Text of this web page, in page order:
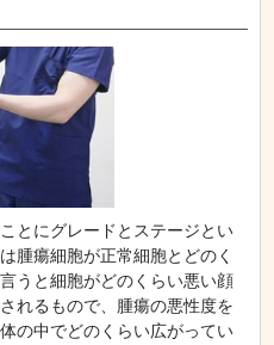
とにグレードとステージとい
腫瘍細胞が正常細胞とどのく
うと細胞がどのくらい悪い顔
れるもので、腫瘍の悪性度を
の中でどのくらい広がってい